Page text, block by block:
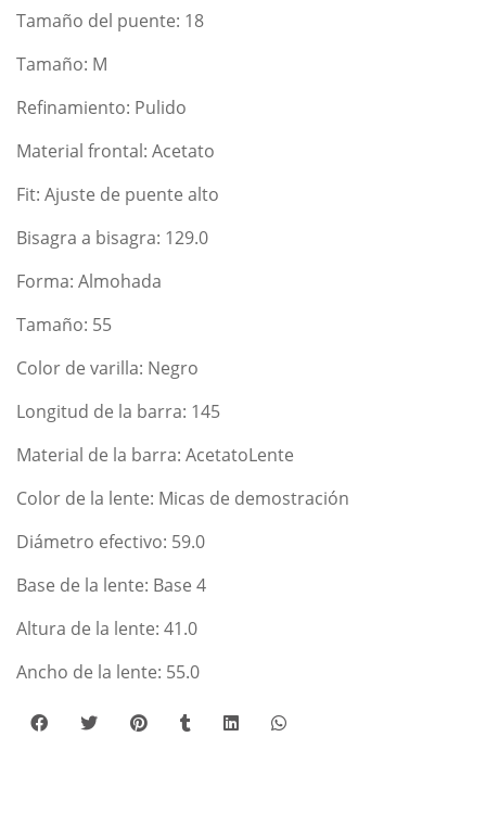
Tamaño del puente: 18
Tamaño: M
Refinamiento: Pulido
Material frontal: Acetato
Fit: Ajuste de puente alto
Bisagra a bisagra: 129.0
Forma: Almohada
Tamaño: 55
Color de varilla: Negro
Longitud de la barra: 145
Material de la barra: AcetatoLente
Color de la lente: Micas de demostración
Diámetro efectivo: 59.0
Base de la lente: Base 4
Altura de la lente: 41.0
Ancho de la lente: 55.0